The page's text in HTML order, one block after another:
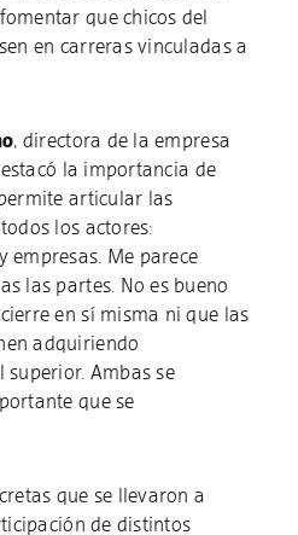
que chicos del
en carreras vinculadas a
, directora de la empresa
la importancia de
articular las
los actores:
empresas. Me parece
las partes. No es bueno
en sí misma ni que las
adquiriendo
superior. Ambas se
que se
que se llevaron a
de distintos